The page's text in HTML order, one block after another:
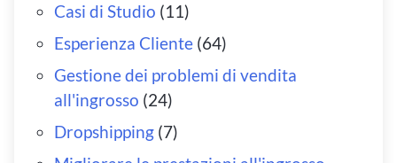
Casi di Studio (11)
Esperienza Cliente(64)
Gestione dei problemi di vendita
all'ingrosso (24)
Dropshipping(7)